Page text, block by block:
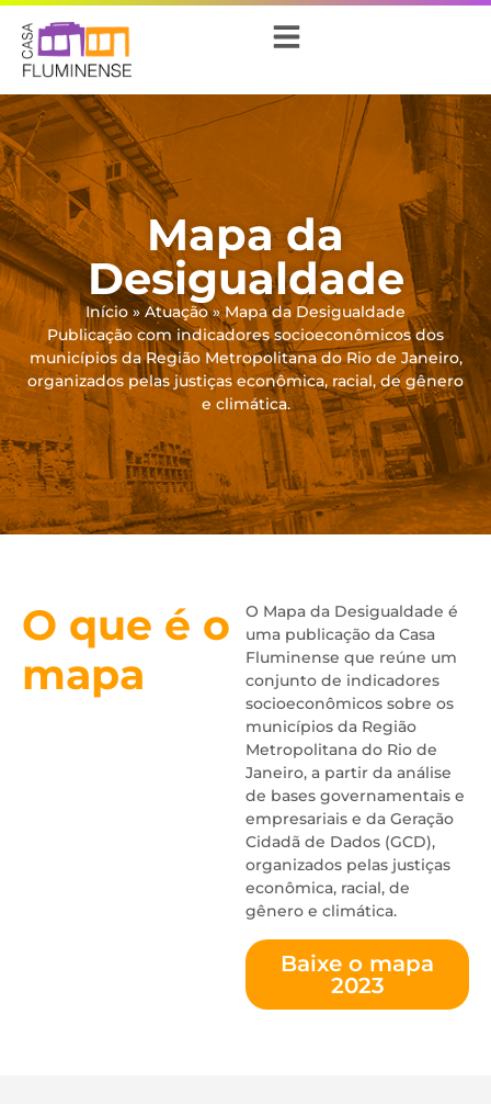
Mapa da
Desigualdade
Início» Atuação»Mapa da Desigualdade
Publicação com indicadores socioeconômicos dos
municípios da Região Metropolitana do Rio de Janeiro,
organizados pelas justiças econômica, racial, de gênero
e climática.
O que é o
mapa
O Mapa da Desigualdade é
uma publicação da Casa
Fluminense que reúne um
conjunto de indicadores
socioeconômicos sobre os
municípios da Região
Metropolitana do Rio de
Janeiro, a partir da análise
de bases governamentais e
empresariais e da Geração
Cidadã de Dados (GCD),
organizados pelas justiças
econômica, racial, de
gênero e climática.
Baixe o mapa
2023